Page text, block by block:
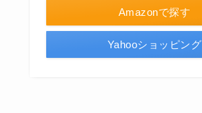
Amazonで探す
Yahooショッピング